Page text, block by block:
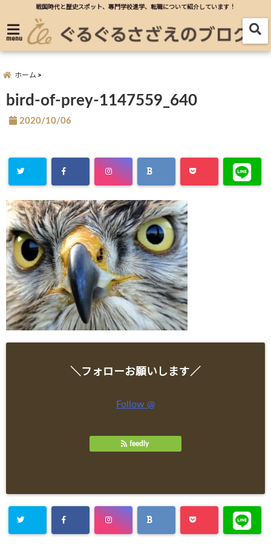
戦国時代と歴史スポット、專門学校進学、転職について紹介しています！
menu
ホーム
bird-of-prey-1147559_640
2020/10/06
＼フォローお願いします／
Follow @
feedly